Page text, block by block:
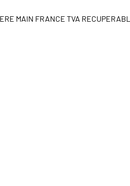
MAIN FRANCE TVA